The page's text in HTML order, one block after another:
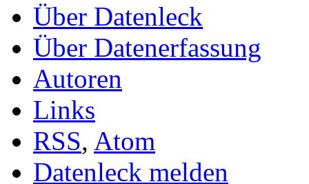
Über Datenleck
Über Datenerfassung
Autoren
Links
RSS, Atom
Datenleck melden